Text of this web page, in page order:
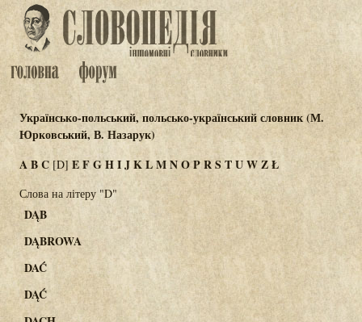
Українсько-польський, польсько-український словник (М.
Юрковський, В. Назарук)
ABC [D] EFGHIJKLMNOPRS TUWZŁ
Слова на літеру "D"
DĄB
DĄBROWA
DAĆ
DĄĆ